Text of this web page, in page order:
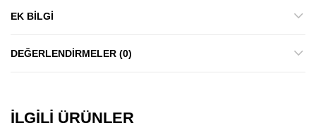
EK BILGI
DEĞERLENDIRMELER (0)
İLGILI ÜRÜNLER